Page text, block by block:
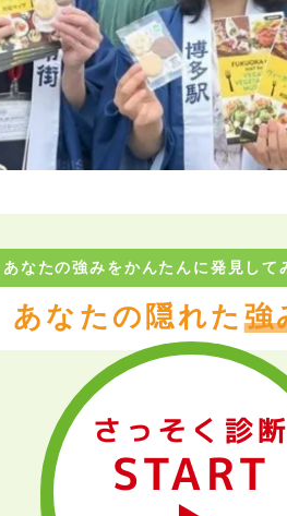
あなたの強みをかんたんに発見して
あなたの隠れた強
さっそく診断
START